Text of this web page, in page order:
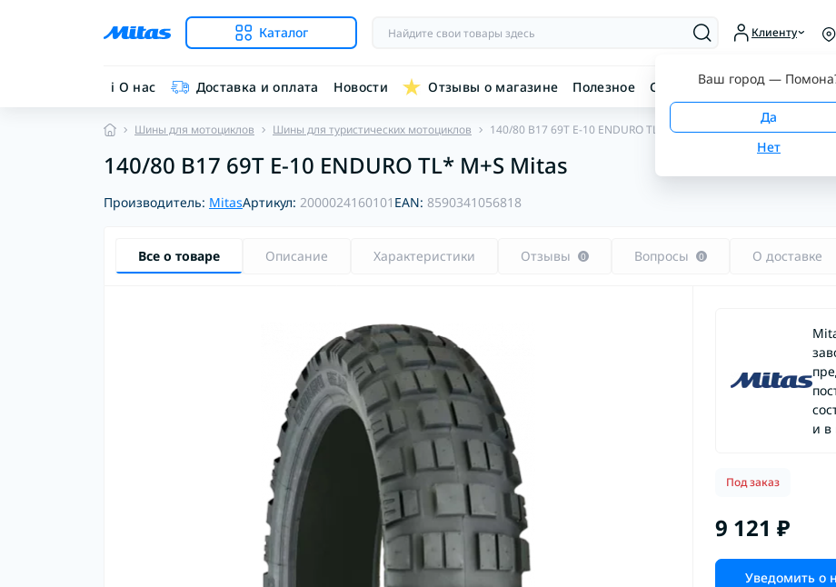
Каталог Клиенту
Ваш город — Помона
ℹ︎ О нас Доставка и оплата Новости Отзывы о магазине Полезное Связаться с нами
Шины для мотоциклов Шины для туристических мотоциклов 140/80 B17 69T E-10 ENDURO TL* M+S Mitas
140/80 B17 69T E-10 ENDURO TL* M+S Mitas
Производитель: MitasАртикул: 2000024160101 EAN: 8590341056818
Все о товаре Описание Характеристики Отзывы 0 Вопросы 0 О доставке
и в
Под заказ
9 121 ₽
Уведомить о